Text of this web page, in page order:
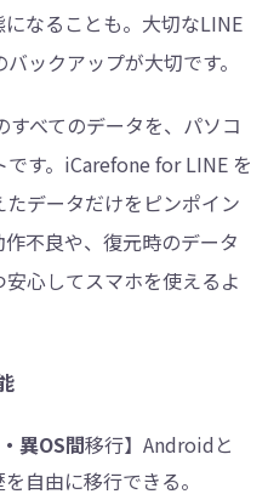
になることも。大切なLINE
ックアップが大切です。
すべてのデータを、パソコ
す。iCarefone for LINE を
データだけをピンポイン
不良や、復元時のデータ
心してスマホを使えるよ
異OS間移行】Androidと
自由に移行できる。